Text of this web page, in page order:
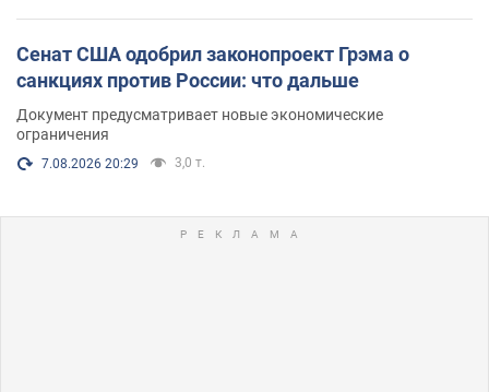
Сенат США одобрил законопроект Грэма о
санкциях против России: что дальше
Документ предусматривает новые экономические
ограничения
7.08.2026 20:29 3,0 т.